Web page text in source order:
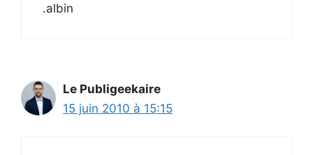
.albin
Le Publigeekaire
15 juin 2010 à 15:15